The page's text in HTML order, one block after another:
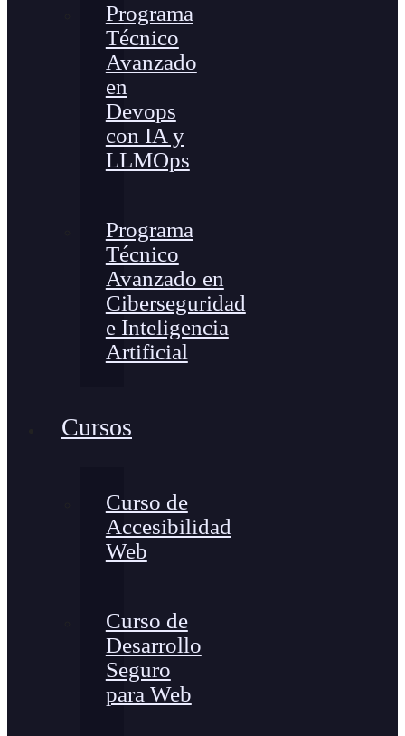
Programa
Técnico
Avanzado
en
Devops
con IA y
LLMOps
Programa
Técnico
Avanzado en
Ciberseguridad
e Inteligencia
Artificial
Cursos
Curso de
Accesibilidad
Web
Curso de
Desarrollo
Seguro
para Web